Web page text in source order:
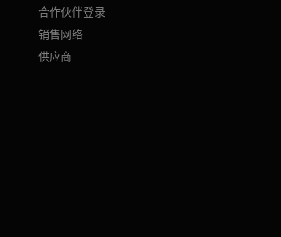
合作伙伴登录
销售网络
供应商